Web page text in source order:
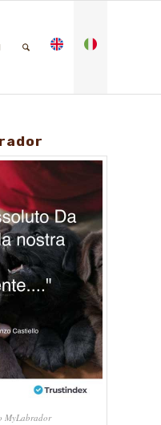
MyLabrador